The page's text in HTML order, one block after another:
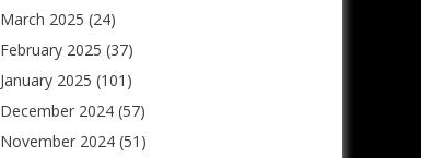
March 2025 (24)
February 2025 (37)
January 2025 (101)
December 2024(57)
November 2024(51)